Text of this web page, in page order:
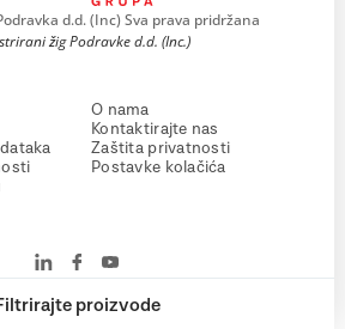
proizvode
d.d. (Inc) Sva prava pridržana
žig Podravke d.d. (Inc.)
O nama
Kontaktirajte nas
Zaštita privatnosti
Postavke kolačića